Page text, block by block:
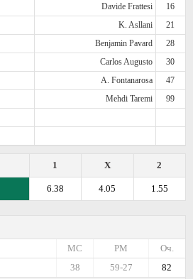
Davide Frattesi
16
K. Asllani
21
Benjamin Pavard
28
Carlos Augusto
30
A. Fontanarosa
47
Mehdi Taremi
99
2
X
1
1.55
4.05
6.38
Оч.
РМ
МС
82
59-27
38